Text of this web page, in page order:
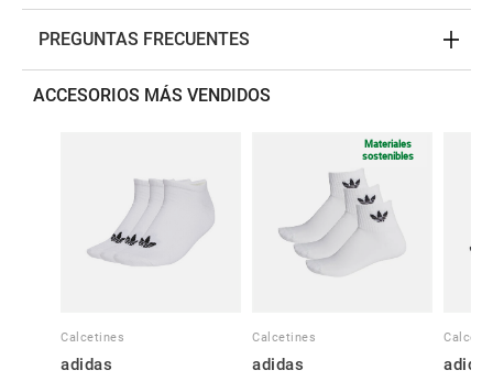
PREGUNTAS FRECUENTES
ACCESORIOS MÁS VENDIDOS
Calcetines
adidas
Materiales
sostenibles
Calcetines
adidas